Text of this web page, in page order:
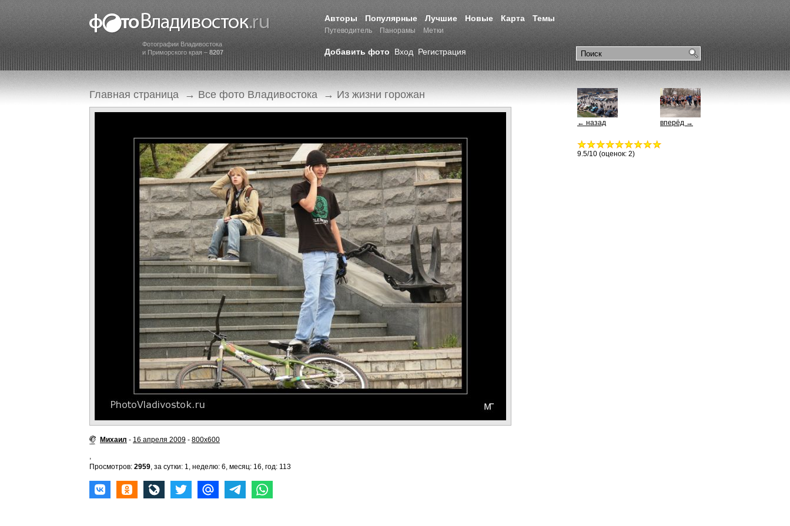
Фотографии Владивостока
и Приморского края – 8207
Авторы Популярные Лучшие Новые Карта Темы
Путеводитель Панорамы Метки
Добавить фото Вход Регистрация
Главная страница → Все фото Владивостока → Из жизни горожан
Михаил - 16 апреля 2009 - 800x600
,
Просмотров: 2959, за сутки: 1, неделю: 6, месяц: 16, год: 113
вперёд →
← назад
9.5/10 (оценок: 2)